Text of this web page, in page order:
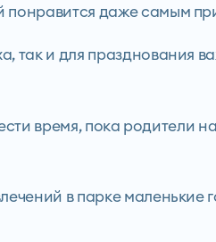
понравится даже самым
так и для празднования
время, пока родители
в парке маленькие